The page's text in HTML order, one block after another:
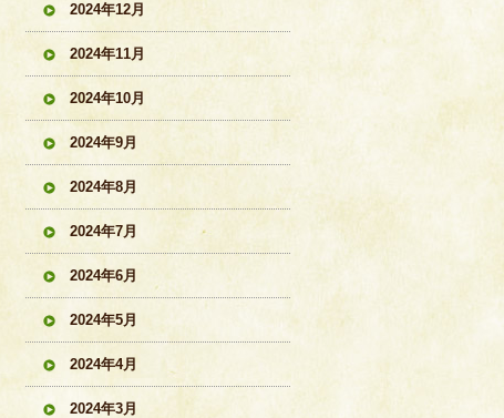
2024年12月
2024年11月
2024年10月
2024年9月
2024年8月
2024年7月
2024年6月
2024年5月
2024年4月
2024年3月